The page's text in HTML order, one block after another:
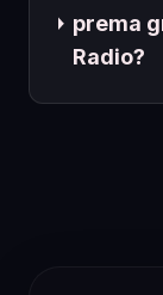
prema
Radio?